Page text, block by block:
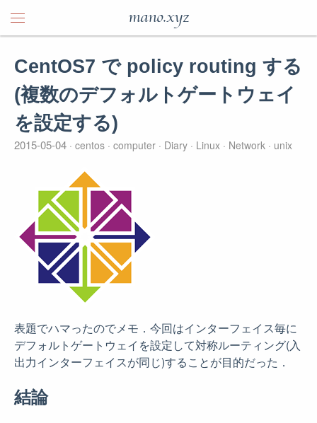
mano.xyz
CentOS7 で policy routing する
(複数のデフォルトゲートウェイ
を設定する)
2015-05-04 centos computer Diary Linux Network unix
表題でハマったのでメモ．今回はインターフェイス毎に
デフォルトゲートウェイを設定して対称ルーティング(入
出力インターフェイスが同じ)することが目的だった．
結論